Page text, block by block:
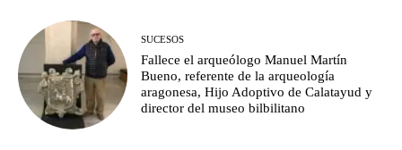
SUCESOS
Fallece el arqueólogo Manuel Martín
Bueno, referente de la arqueología
aragonesa, Hijo Adoptivo de Calatayud y
director del museo bilbilitano